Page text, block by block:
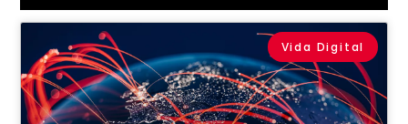
Vida Digital